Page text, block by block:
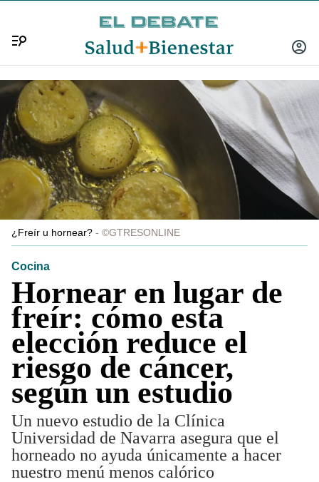
INICIAR
¿Freír u hornear? ©GTRESONLINE
Cocina
Hornear en lugar de
freír: cómo esta
elección reduce el
riesgo de cáncer,
según un estudio
Un nuevo estudio de la Clínica
Universidad de Navarra asegura que el
horneado no ayuda únicamente a hacer
nuestro menú menos calórico